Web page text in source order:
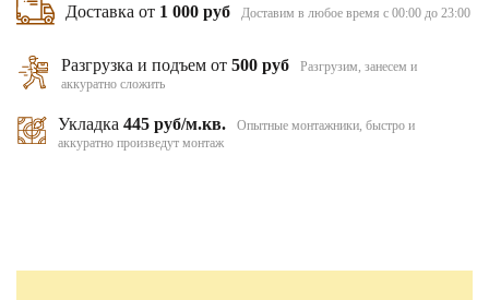
Доставка от 1 000 руб Доставим в любое время с 00:00 до 23:00
Разгрузка и подъем от500 руб
Разгрузим, занесем и
аккуратно сложить
Укладка 445 руб/м.кв.
Опытные монтажники, быстро и
аккуратно произведут монтаж